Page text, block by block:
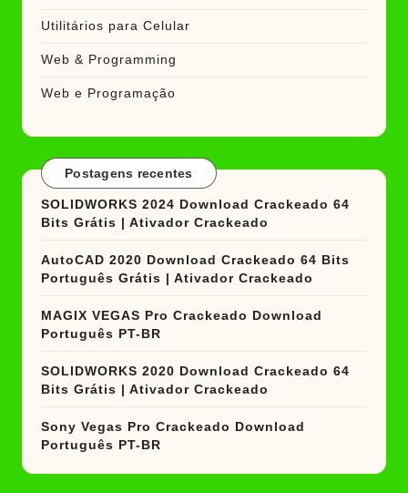
Utilitários para Celular
Web & Programming
Web e Programação
Postagens recentes
SOLIDWORKS 2024 Download Crackeado 64
Bits Grátis | Ativador Crackeado
AutoCAD 2020 Download Crackeado 64 Bits
Português Grátis | Ativador Crackeado
MAGIX VEGAS Pro Crackeado Download
Português PT-BR
SOLIDWORKS 2020 Download Crackeado 64
Bits Grátis | Ativador Crackeado
Sony Vegas Pro Crackeado Download
Português PT-BR